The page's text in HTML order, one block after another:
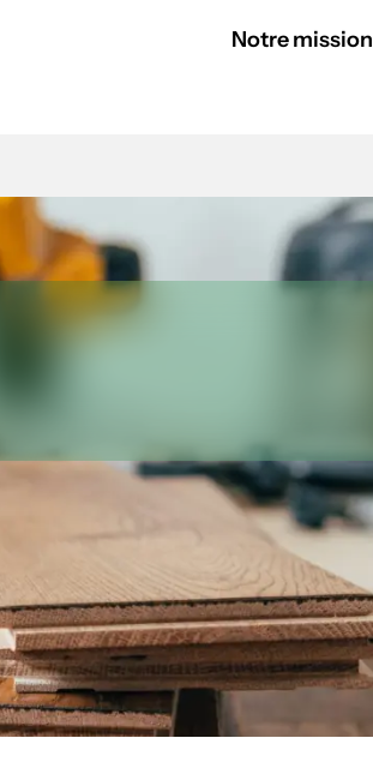
Notre mission